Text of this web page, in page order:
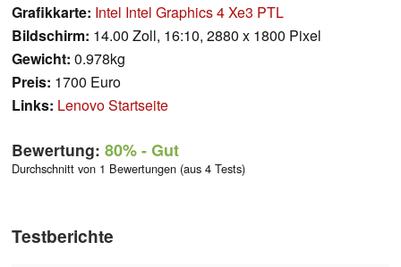
Grafikkarte: Intel Intel Graphics 4 Xe3 PTL
Bildschirm: 14.00 Zoll, 16:10, 2880 x 1800 Pixel
Gewicht: 0.978kg
Preis: 1700 Euro
Links: Lenovo Startseite
Bewertung: 80%- Gut
Durchschnitt von 1 Bewertungen (aus 4 Tests)
Testberichte